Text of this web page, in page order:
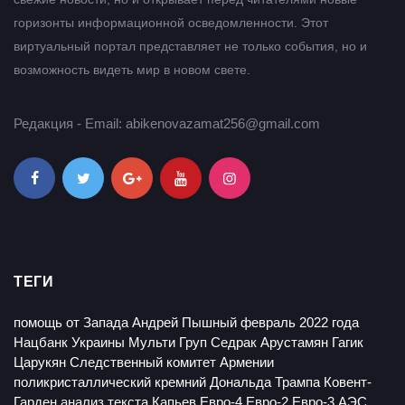
горизонты информационной осведомленности. Этот
виртуальный портал представляет не только события, но и
возможность видеть мир в новом свете.
Редакция - Email: abikenovazamat256@gmail.com
ТЕГИ
помощь от Запада Андрей Пышный февраль 2022 года
Нацбанк Украины Мульти Груп Седрак Арустамян Гагик
Царукян Следственный комитет Армении
поликристаллический кремний Дональда Трампа Ковент-
Гарден анализ текста Капьев Евро-4 Евро-2 Евро-3 АЭС